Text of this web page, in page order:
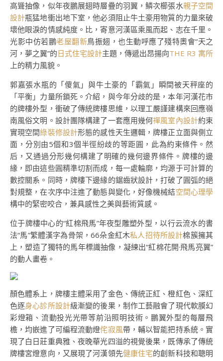
高聳抽像，似年夜鵬展翅時層疊的羽翼，鱗次櫛張水親子空間
設計瓶猛地衝出地下室，他必須阻止牛土豪用物質的力量來破
壞他眼淚的情感純度。比，寄意河漢區乘風而起、志在千里。
光影中仿若鵬老屋翻新鳥振翅，也生動呼應了殘特奧會“天之
河，夢之翼”的日式住宅設計主題，傳遞出昂揚向THE R3 寓所
上的精力風貌。
郭嘉張水瓶的「傻氣」與牛土豪的「霸氣」瞬間被天秤座的
「平衡」力量所鎖死。介紹，與今年分歧的是，本年河漢花市
的牌樓外型，衝破了傳統牌樓思維，以理工嚴謹建構來回應嶺
南風俗文明。設計團隊構建了一套應用幾何禪風室內設計約束
實現空間綠裝修設計形態的感性天生邏輯，牌樓正立面與側立
面，分別由5個和3個半徑紛歧的等距圓，此為約束條件。然
后，又通過分形幾何構建了明確的幾何邊界條件。牌樓的邊
緣，即由這些圓精準切割而成，每一處輪廓，均源于可計算的
數控關系。同時，牌樓下邊緣的鋸齒狀設計，打破了圓弧的絕
對規整，在次序中注進了動態與變化，好像機械結空間心理學
構中的緊密咬合，兼具感性之美與藝術質感。
位于牌樓中心的“紅棉飛馬”年夜型雕塑外型，以行云流水的書
法“馬”繁體漢字為骨架，66朵金紅木私人招待所設計棉簇擁其
上，塑造了獨特的馬年標識抽像，凝練出“紅棉花開·飛馬亮翼”
的動人畫卷。
顏色體系上，牌樓主體采用了金色、傳統正紅、橙紅色、深紅
色逐身心診所設計級漸變的後果，制作工藝融會了現代軟膜幻
彩燈箱、流動投光光帶等前沿照明技術。鵬翼外型的每層飛
檐，均嵌進了可編程流動燈侘寂風帶，輔以智能把持系統。實
現了白日莊重典雅、夜晚華光四溢的視覺後果，既傳承了傳統
牌樓宮燈意向，又展現了河漢領先健康住宅的創新科技和聰明